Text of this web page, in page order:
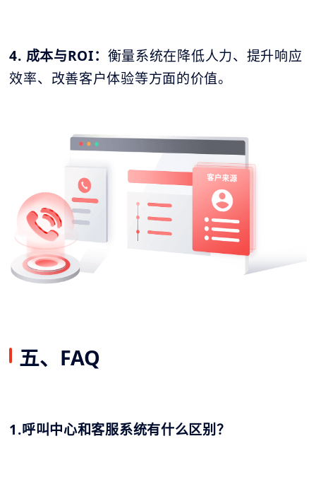
4. 成本与ROI： 衡量系统在降低人力、提升响应
效率、改善客户体验等方面的价值。
五、FAQ
1.呼叫中心和客服系统有什么区别？